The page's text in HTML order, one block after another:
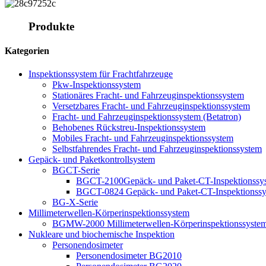
Produkte
Kategorien
Inspektionssystem für Frachtfahrzeuge
Pkw-Inspektionssystem
Stationäres Fracht- und Fahrzeuginspektionssystem
Versetzbares Fracht- und Fahrzeuginspektionssystem
Fracht- und Fahrzeuginspektionssystem (Betatron)
Behobenes Rückstreu-Inspektionssystem
Mobiles Fracht- und Fahrzeuginspektionssystem
Selbstfahrendes Fracht- und Fahrzeuginspektionssystem
Gepäck- und Paketkontrollsystem
BGCT-Serie
BGCT-2100Gepäck- und Paket-CT-
BGCT-0824 Gepäck- und Paket-CT-
BG-X-Serie
Millimeterwellen-Körperinspektionssystem
BGMW-2000 Millimeterwellen-
Nukleare und biochemische Inspektion
Personendosimeter
Personendosimeter BG2010